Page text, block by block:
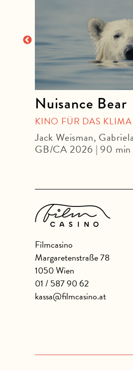
Nuisance Bear
KINO FÜR DAS KLIMA
Jack Weisman,
GB/CA 2026 | 90 min
Filmcasino
Margaretenstraße 78
1050 Wien
01 / 587 90 62
kassa@filmcasino.at